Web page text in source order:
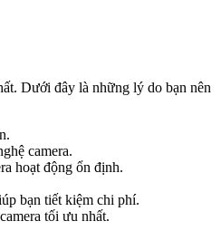
Dưới đây là những lý do bạn nên
camera.
hoạt động ổn định.
bạn tiết kiệm chi phí.
tối ưu nhất.